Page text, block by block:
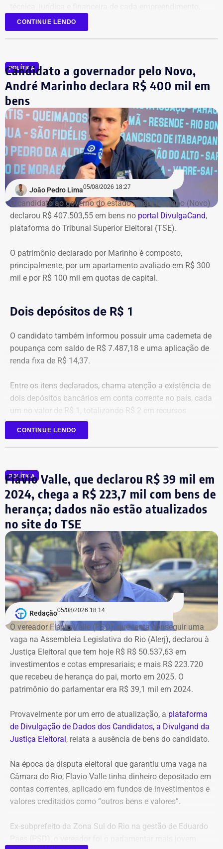
antes da retomada dos canteiros. Cronogramas de
entrega terão novas datas. Também haverá a definição
a Artesanal investimentos.
CONTINUE LENDO
POLÍTICA
Candidato a governador pelo Novo,
André Marinho declara R$ 400 mil em
bens
João Pedro Lima05/08/2026 18:27
O candidato ao governo do estado André Marinho (Novo)
declarou R$ 407.503,55 em bens no portal DivulgaCand,
plataforma do Tribunal Superior Eleitoral (TSE).
O patrimônio declarado por Marinho é composto,
principalmente, por um apartamento avaliado em R$ 300
mil e por R$ 100 mil em quotas de capital.
Dois depósitos de R$ 1
O candidato também informou possuir uma caderneta de
poupança com saldo de R$ 7.487,18 e uma aplicação de
renda fixa de R$ 14,37.
Entre os itens declarados, chama atenção a existência de
dois depósitos bancários em conta corrente no país, cada
um no valor de R$ 1, totalizando R$ 2 em recursos
mantidos em contas correntes.
A tenente-coronel da Polícia Militar Erigreyce Monteiro
em bens, relativos a um apartamento.
Bens declarados por André Marinho (Novo) à Justiça Eleitoral — Foto:
Reprodução/Divulgacand
CONTINUE LENDO
POLÍTICA
Flávio Valle, que declarou R$ 39 mil em
2024, chega a R$ 223,7 mil com bens de
herança; dados não estão atualizados
no site do TSE
Redação05/08/2026 18:14
O vereador Flávio Valle (PSD), que tenta conseguir uma
vaga na Assembleia Legislativa do Rio (Alerj), declarou à
Justiça Eleitoral que tem hoje R$ R$ 50.537,63 em
investimentos e cotas empresariais; e mais R$ 223.720
que recebeu de herança do pai, morto em 2025. O
patrimônio do parlamentar era R$ 39,1 mil em 2024.
Provavelmente por um erro de atualização, a plataforma
de Divulgação de Dados dos Candidatos, a Divulgand da
Justiça Eleitoral, relata a ausência de bens do candidato.
Na época da disputa eleitoral que garantiu uma vaga na
Câmara do Rio, Flavio Valle tinha dinheiro depositado em
contas correntes, aplicado em fundos de investimentos e
valores creditados como “outros bens e valores”.
Ex-subprefeito da Zona Sul do Rio na gestão de Eduardo